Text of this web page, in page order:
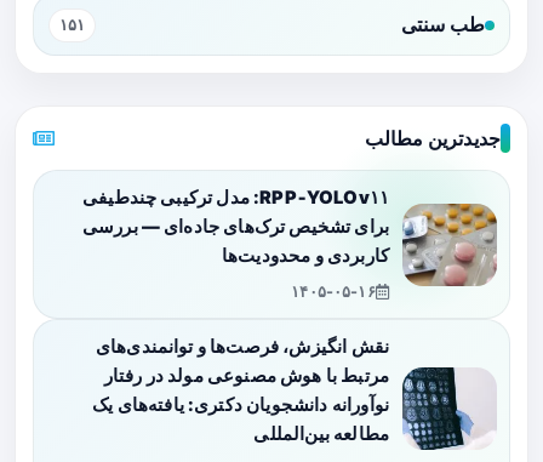
طب سنتی ۱۵۱
جدیدترین مطالب
RPP‑YOLOv۱۱: مدل ترکیبی چندطیفی
برای تشخیص ترک‌های جاده‌ای — بررسی
کاربردی و محدودیت‌ها
۱۴۰۵-۰۵-۱۶
نقش انگیزش، فرصت‌ها و توانمندی‌های
مرتبط با هوش مصنوعی مولد در رفتار
نوآورانه دانشجویان دکتری: یافته‌های یک
مطالعه بین‌المللی